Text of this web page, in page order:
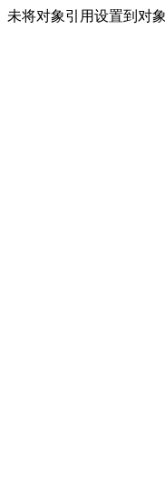
未将对象引用设置到对象